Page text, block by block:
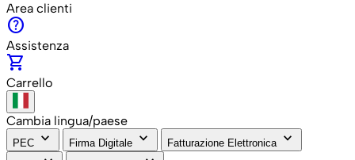
Area clienti
help
Assistenza
shopping_cart
Carrello
Cambia lingua/paese
PEC keyboard_arrow_down Firma Digitale keyboard_arrow_down Fatturazione Elettronica keyboard_arrow_down